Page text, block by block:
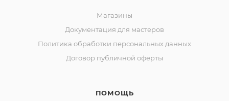
Магазины
Документация для мастеров
Политика обработки персональных данных
Договор публичной оферты
ПОМОЩЬ